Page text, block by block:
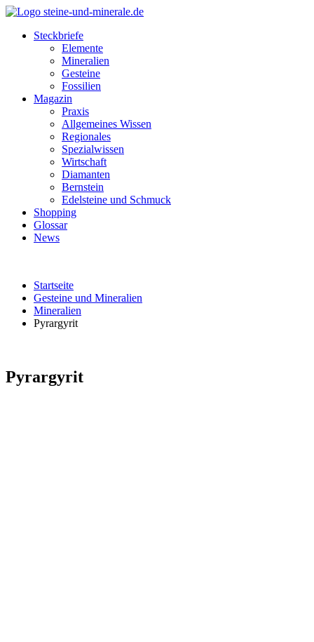
Steckbriefe
Elemente
Mineralien
Gesteine
Fossilien
Magazin
Praxis
Allgemeines Wissen
Regionales
Spezialwissen
Wirtschaft
Diamanten
Bernstein
Edelsteine und Schmuck
Shopping
Glossar
News
Startseite
Gesteine und Mineralien
Mineralien
Pyrargyrit
Pyrargyrit